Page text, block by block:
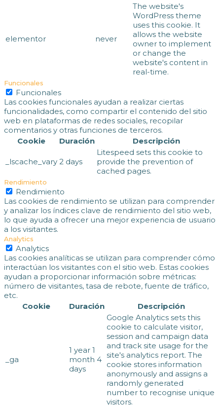
elementor never
The website's
WordPress theme
uses this cookie. It
allows the website
owner to implement
or change the
website's content in
real-time.
Funcionales
Funcionales
Las cookies funcionales ayudan a realizar ciertas
funcionalidades, como compartir el contenido del sitio
web en plataformas de redes sociales, recopilar
comentarios y otras funciones de terceros.
Cookie
Duración Descripción
_lscache_vary 2 days
Litespeed sets this cookie to
provide the prevention of
cached pages.
Rendimiento
Rendimiento
Las cookies de rendimiento se utilizan para comprender
y analizar los índices clave de rendimiento del sitio web,
lo que ayuda a ofrecer una mejor experiencia de usuario
a los visitantes.
Analytics
Analytics
Las cookies analíticas se utilizan para comprender cómo
interactúan los visitantes con el sitio web. Estas cookies
ayudan a proporcionar información sobre métricas:
número de visitantes, tasa de rebote, fuente de tráfico,
etc.
Cookie
Duración Descripción
_ga
1 year 1
month 4
days
Google Analytics sets this
cookie to calculate visitor,
session and campaign data
and track site usage for the
site's analytics report. The
cookie stores information
anonymously and assigns a
randomly generated
number to recognise unique
visitors.